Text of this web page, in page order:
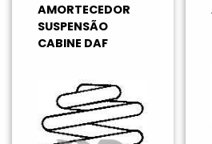
AMORTECEDOR
SUSPENSÃO
CABINE DAF